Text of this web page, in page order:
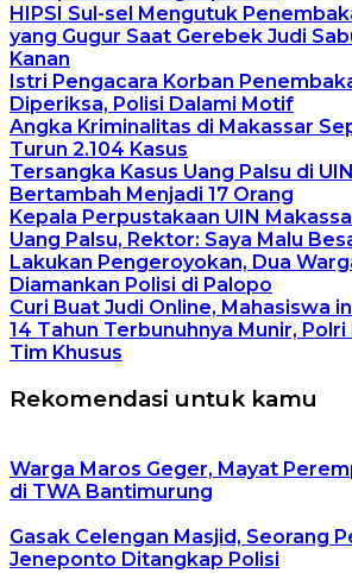
HIPSI Sul-sel Mengutuk
yang Gugur Saat Gerebek Judi
Kanan
Istri Pengacara Korban
Diperiksa, Polisi Dalami Motif
Angka Kriminalitas di Makassar
Turun 2.104 Kasus
Tersangka Kasus Uang Palsu di
Bertambah Menjadi 17 Orang
Kepala Perpustakaan UIN
Uang Palsu, Rektor: Saya Malu
Lakukan Pengeroyokan, Dua
Diamankan Polisi di Palopo
Curi Buat Judi Online, Mahasiswa
14 Tahun Terbunuhnya Munir,
Tim Khusus
Rekomendasi untuk kamu
Warga Maros Geger, Mayat
di TWA Bantimurung
Gasak Celengan Masjid, Seorang
Jeneponto Ditangkap Polisi